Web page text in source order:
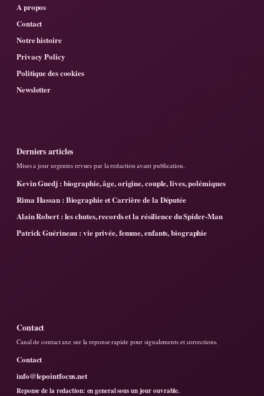
A propos
Contact
Notre histoire
Privacy Policy
Politique des cookies
Newsletter
Derniers articles
Mises a jour urgentes revues par la redaction avant publication.
Kevin Guedj : biographie, âge, origine, couple, lives, polémiques
Rima Hassan : Biographie et Carrière de la Députée
Alain Robert : les chutes, records et la résilience du Spider-Man
Patrick Guérineau : vie privée, femme, enfants, biographie
Contact
Canal de contact axe sur la reponse rapide pour signalements et corrections.
Contact
info@lepointfocus.net
Reponse de la redaction: en general sous un jour ouvrable.